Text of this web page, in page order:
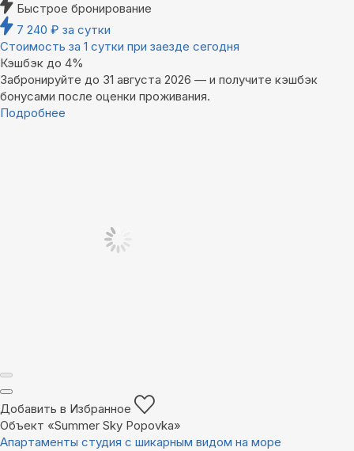
Быстрое бронирование
7 240 ₽ за сутки
Стоимость за 1 сутки при заезде сегодня
Кэшбэк до 4%
Забронируйте до 31 августа 2026 — и получите кэшбэк
бонусами после оценки проживания.
Подробнее
Добавить в Избранное
Объект «Summer Sky Popovka»
Апартаменты студия с шикарным видом на море